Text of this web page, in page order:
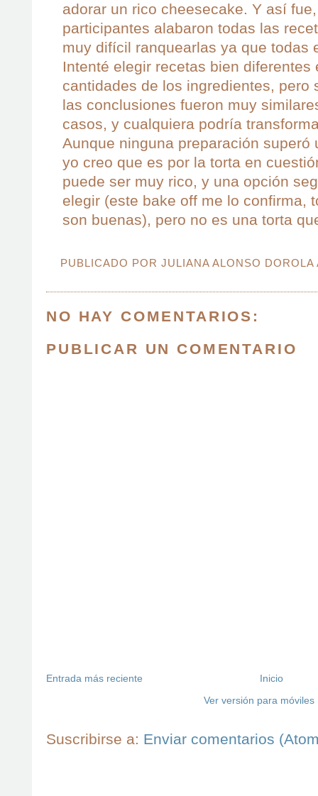
adorar un rico cheesecake. Y así
participantes alabaron todas las
muy difícil ranquearlas ya que todas
Intenté elegir recetas bien diferentes
cantidades de los ingredientes, pero
las conclusiones fueron muy
casos, y cualquiera podría
Aunque ninguna preparación superó
yo creo que es por la torta en
puede ser muy rico, y una opción
elegir (este bake off me lo confirma,
son buenas), pero no es una torta
PUBLICADO POR JULIANA ALONSO DOROLA
NO HAY COMENTARIOS:
PUBLICAR UN COMENTARIO
Entrada más reciente
Inicio
Ver versión para móviles
Suscribirse a: Enviar comentarios